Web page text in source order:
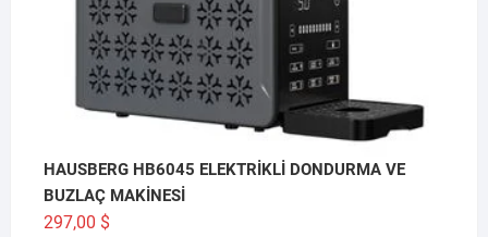
HAUSBERG HB6045 ELEKTRİKLİ DONDURMA VE
BUZLAÇ MAKİNESİ
297,00 $